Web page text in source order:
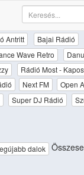
Antritt Bajai Rádió
Wave Retro
Rádió Most -
Next FM Open
Super DJ Rádió
dalok